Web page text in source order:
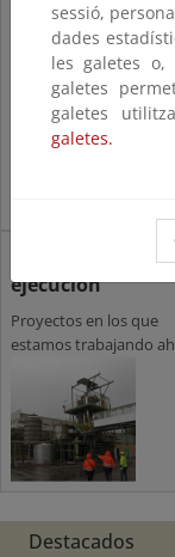
Proyectos
Recopilación de los
llevados a cabo por la
ejecución
Proyectos en los que
estamos trabajando
Destacados
sessió,
dades
les galetes
galetes
galetes
galetes.